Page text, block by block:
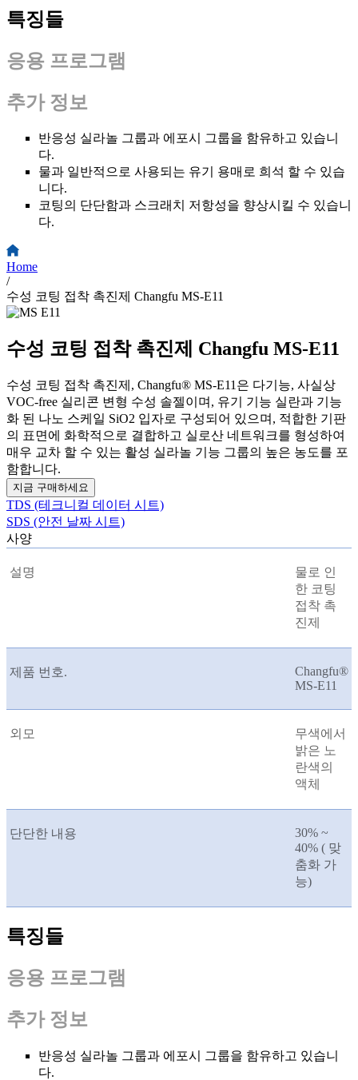
특징들
응용 프로그램
추가 정보
반응성 실라놀 그룹과 에포시 그룹을 함유하고 있습니
다.
물과 일반적으로 사용되는 유기 용매로 희석 할 수 있습
니다.
코팅의 단단함과 스크래치 저항성을 향상시킬 수 있습니
다.
Home
/
수성 코팅 접착 촉진제 Changfu MS-E11
수성 코팅 접착 촉진제 Changfu MS-E11
수성 코팅 접착 촉진제, Changfu® MS-E11은 다기능, 사실상
VOC-free 실리콘 변형 수성 솔젤이며, 유기 기능 실란과 기능
화 된 나노 스케일 SiO2 입자로 구성되어 있으며, 적합한 기판
의 표면에 화학적으로 결합하고 실로산 네트워크를 형성하여
매우 교차 할 수 있는 활성 실라놀 기능 그룹의 높은 농도를 포
함합니다.
지금 구매하세요
TDS (테크니컬 데이터 시트)
SDS (안전 날짜 시트)
사양
설명
물로 인
한 코팅
접착 촉
진제
제품 번호.
Changfu®
MS-E11
외모
무색에서
밝은 노
란색의
액체
단단한 내용
30% ~
40% ( 맞
춤화 가
능)
특징들
응용 프로그램
추가 정보
반응성 실라놀 그룹과 에포시 그룹을 함유하고 있습니
다.